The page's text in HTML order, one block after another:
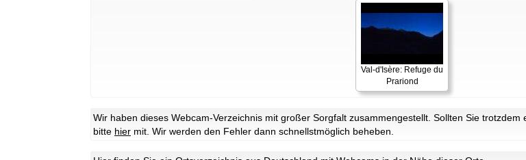
Val-d'Isère: Refuge du
Prariond
Wir haben dieses Webcam-Verzeichnis mit großer Sorgfalt zusammengestellt. Sollten Sie
bitte hier mit. Wir werden den Fehler dann schnellstmöglich beheben.